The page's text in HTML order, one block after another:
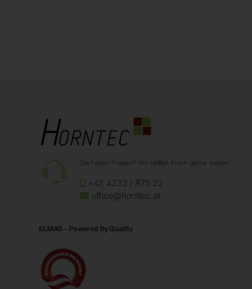
Sie haben Fragen? Wir helfen Ihnen gerne weiter!
+43 4232 / 875 22
office@horntec.at
ELMAG - Powered By Quality